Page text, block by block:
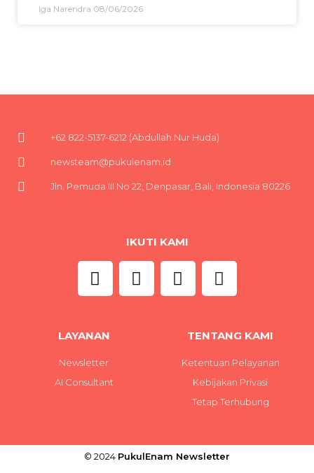
Iga Narendra 08/06/2026
+62 822-5137-6212 (Abdullah Nur Huda)
newsteam@pukulenam.id
Jln. Pemuda III No 22, Denpasar, Bali, Indonesia 80226
IKUTI KAMI
LAYANAN
Newsletter
AI Consultant
TENTANG KAMI
Ketentuan Pelayanan
Kebijakan Privasi
Tetap Terhubung
© 2024 PukulEnam Newsletter